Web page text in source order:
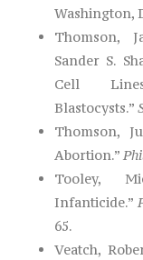
Washington,
Thomson,
Sander S.
Cell
Blastocysts.”
Thomson,
Abortion.”
Tooley,
Infanticide.”
65.
Veatch,